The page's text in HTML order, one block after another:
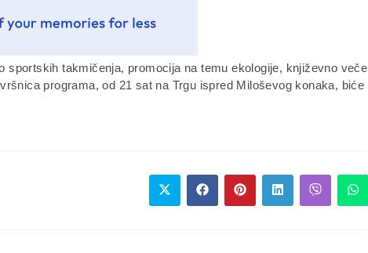
sportskih takmičenja, promocija na temu ekologije, književno veče
programa, od 21 sat na Trgu ispred Miloševog konaka, biće